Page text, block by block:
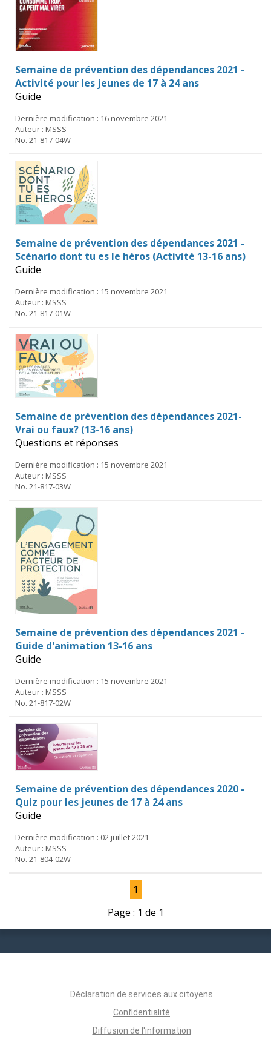
Semaine de prévention des dépendances 2021 -
Activité pour les jeunes de 17 à 24 ans
Guide
Dernière modification : 16 novembre 2021
Auteur : MSSS
No. 21-817-04W
Semaine de prévention des dépendances 2021 -
Scénario dont tu es le héros (Activité 13-16 ans)
Guide
Dernière modification : 15 novembre 2021
Auteur : MSSS
No. 21-817-01W
Semaine de prévention des dépendances 2021-
Vrai ou faux? (13-16 ans)
Questions et réponses
Dernière modification : 15 novembre 2021
Auteur : MSSS
No. 21-817-03W
Semaine de prévention des dépendances 2021 -
Guide d'animation 13-16 ans
Guide
Dernière modification : 15 novembre 2021
Auteur : MSSS
No. 21-817-02W
Semaine de prévention des dépendances 2020 -
Quiz pour les jeunes de 17 à 24 ans
Guide
Dernière modification : 02 juillet 2021
Auteur : MSSS
No. 21-804-02W
1
Page : 1 de 1
Déclaration de services aux citoyens
Confidentialité
Diffusion de l'information